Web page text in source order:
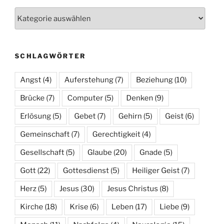
SCHLAGWÖRTER
Angst (4) Auferstehung (7) Beziehung (10)
Brücke (7) Computer (5) Denken (9)
Erlösung (5) Gebet (7) Gehirn (5) Geist (6)
Gemeinschaft (7) Gerechtigkeit (4)
Gesellschaft (5) Glaube (20) Gnade (5)
Gott (22) Gottesdienst (5) Heiliger Geist (7)
Herz (5) Jesus (30) Jesus Christus (8)
Kirche (18) Krise (6) Leben (17) Liebe (9)